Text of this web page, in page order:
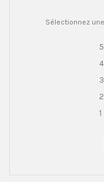
Sélectionnez
5
4
3
2
1